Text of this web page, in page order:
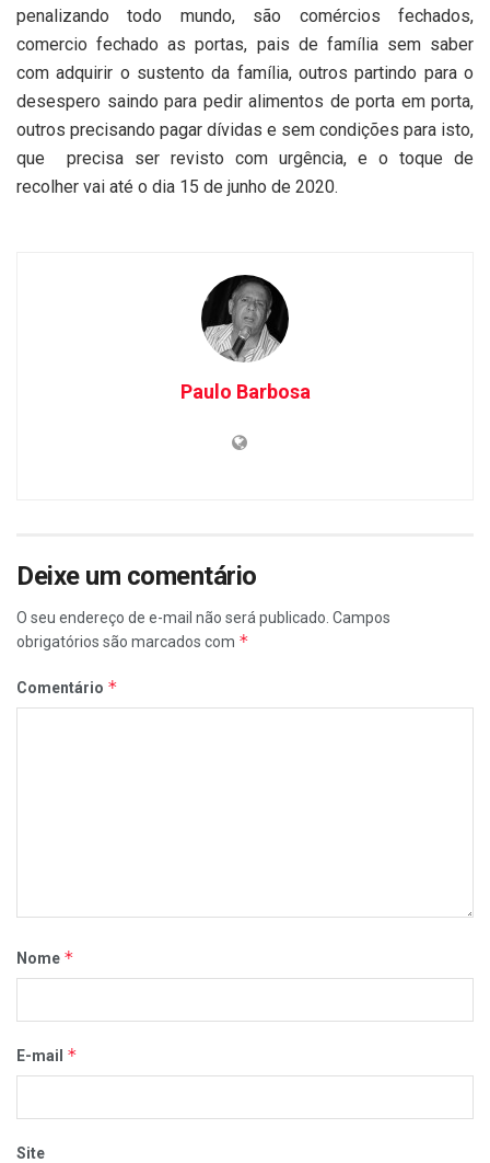
penalizando todo mundo, são comércios fechados,
comercio fechado as portas, pais de família sem saber
com adquirir o sustento da família, outros partindo para o
desespero saindo para pedir alimentos de porta em porta,
outros precisando pagar dívidas e sem condições para isto,
que precisa ser revisto com urgência, e o toque de
recolher vai até o dia 15 de junho de 2020.
Paulo Barbosa
Deixe um comentário
O seu endereço de e-mail não será publicado. Campos
obrigatórios são marcados com *
Comentário *
Nome *
E-mail *
Site